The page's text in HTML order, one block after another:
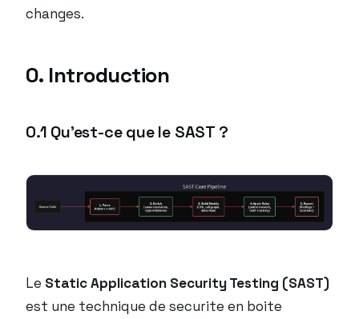
changes.
0. Introduction
0.1 Qu’est-ce que le SAST ?
Le Static Application Security Testing (SAST)
est une technique de securite en boite